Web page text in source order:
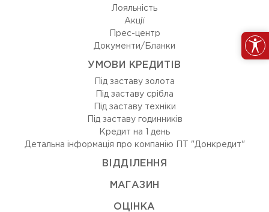
Лояльність
Акції
Прес-центр
Документи/Бланки
УМОВИ КРЕДИТІВ
Під заставу золота
Під заставу срібла
Під заставу техніки
Під заставу годинників
Кредит на 1 день
Детальна інформація про компанію ПТ "Донкредит"
ВIДДIЛЕННЯ
МАГАЗИН
ОЦIНКА